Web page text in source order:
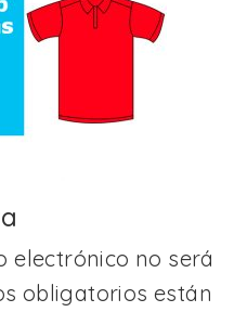
electrónico no será
obligatorios están